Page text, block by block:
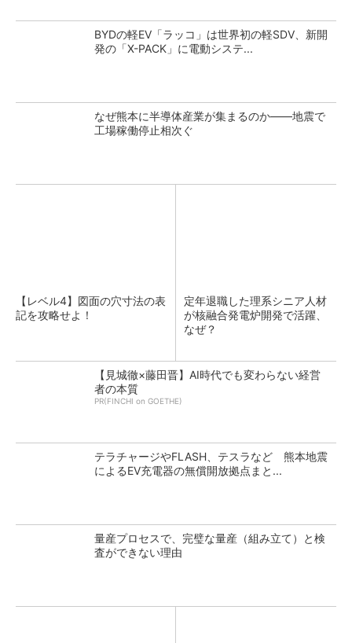
BYDの軽EV「ラッコ」は世界初の軽SDV、新開
発の「X-PACK」に電動システ...
なぜ熊本に半導体産業が集まるのか――地震で
工場稼働停止相次ぐ
【レベル4】図面の穴寸法の表
記を攻略せよ！
定年退職した理系シニア人材
が核融合発電炉開発で活躍、
なぜ？
【見城徹×藤田晋】AI時代でも変わらない経営
者の本質
PR(FINCHI on GOETHE)
テラチャージやFLASH、テスラなど 熊本地震
によるEV充電器の無償開放拠点まと...
量産プロセスで、完璧な量産（組み立て）と検
査ができない理由